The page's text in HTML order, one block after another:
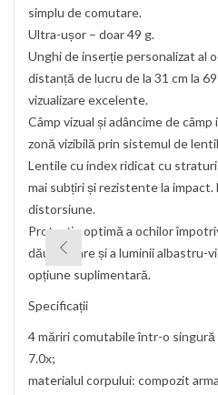
simplu de comutare.
Ultra-ușor – doar 49 g.
Unghi de inserție personalizat al
distanță de lucru de la 31 cm la
vizualizare excelente.
Câmp vizual și adâncime de
zonă vizibilă prin sistemul de
Lentile cu index ridicat cu
mai subțiri și rezistente la
distorsiune.
Protecție optimă a ochilor
dăunătoare și a luminii albastru-
opțiune suplimentară.
Specificații
4 măriri comutabile într-o singură
7.0x;
materialul corpului: compozit